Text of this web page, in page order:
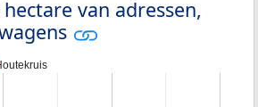
van adressen,